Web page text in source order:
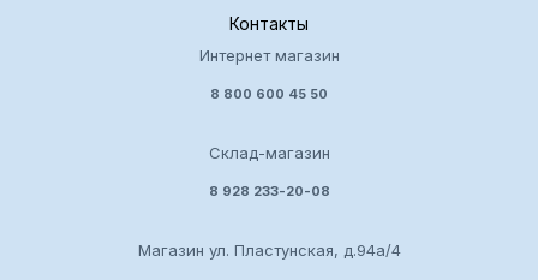
Контакты
Интернет магазин
8 800 600 45 50
Склад-магазин
8 928 233-20-08
Магазин ул. Пластунская, д.94а/4